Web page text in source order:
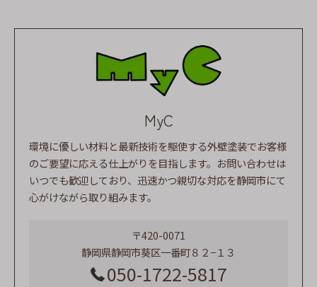
MyC
環境に優しい材料と最新技術を駆使する外壁塗装でお客様
のご要望に応える仕上がりを目指します。お問い合わせは
いつでも歓迎しており、迅速かつ親切な対応を静岡市にて
心がけながら取り組みます。
〒420-0071
静岡県静岡市葵区一番町８２−１３
050-1722-5817